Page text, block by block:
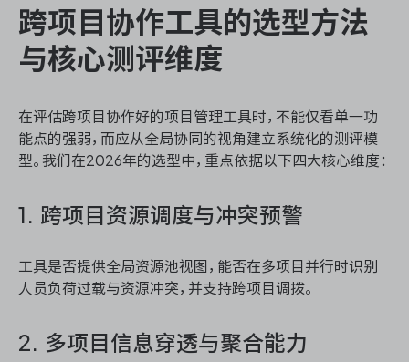
跨项目协作工具的选型方法
与核心测评维度
在评估跨项目协作好的项目管理工具时，不能仅看单一功
能点的强弱，而应从全局协同的视角建立系统化的测评模
型。我们在2026年的选型中，重点依据以下四大核心维度：
1. 跨项目资源调度与冲突预警
工具是否提供全局资源池视图，能否在多项目并行时识别
人员负荷过载与资源冲突，并支持跨项目调拨。
2. 多项目信息穿透与聚合能力